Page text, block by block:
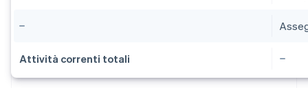
Attività correnti totali